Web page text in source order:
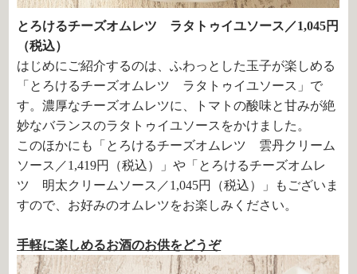
とろけるチーズオムレツ ラタトゥイユソース／1,045円
（税込）
はじめにご紹介するのは、ふわっとした玉子が楽しめる
「とろけるチーズオムレツ ラタトゥイユソース」で
す。濃厚なチーズオムレツに、トマトの酸味と甘みが絶
妙なバランスのラタトゥイユソースをかけました。
このほかにも「とろけるチーズオムレツ 雲丹クリーム
ソース／1,419円（税込）」や「とろけるチーズオムレ
ツ 明太クリームソース／1,045円（税込）」もございま
すので、お好みのオムレツをお楽しみください。
手軽に楽しめるお酒のお供をどうぞ